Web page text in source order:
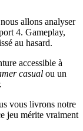
allons analyser
4. Gameplay,
au hasard.
accessible à
casual ou un
vous livrons notre
jeu mérite vraiment